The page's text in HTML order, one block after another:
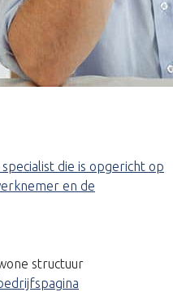
die is opgericht op
en de
structuur